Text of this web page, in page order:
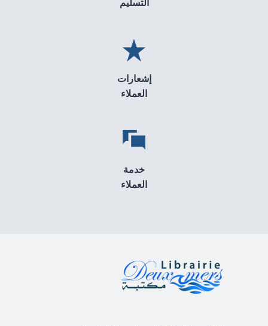
التسليم
إشعارات
العملاء
خدمة
العملاء